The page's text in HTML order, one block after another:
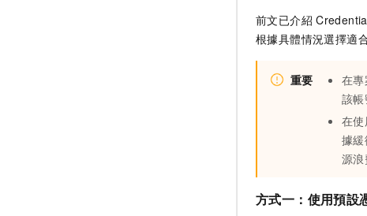
前文已介紹
根據具體情況選擇適
重要 在
該
在使
據
源
方式一：使用預設